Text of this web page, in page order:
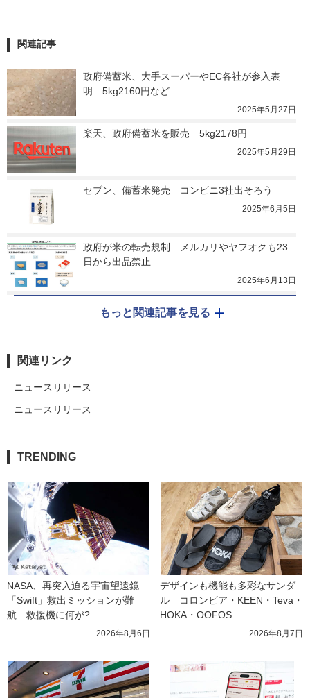
関連記事
政府備蓄米、大手スーパーやEC各社が参入表
明　5kg2160円など
2025年5月27日
楽天、政府備蓄米を販売　5kg2178円
2025年5月29日
セブン、備蓄米発売　コンビニ3社出そろう
2025年6月5日
政府が米の転売規制　メルカリやヤフオクも23
日から出品禁止
2025年6月13日
もっと関連記事を見る
関連リンク
ニュースリリース
ニュースリリース
TRENDING
NASA、再突入迫る宇宙望遠鏡
「Swift」救出ミッションが難
航　救援機に何が?
2026年8月6日
デザインも機能も多彩なサンダ
ル　コロンビア・KEEN・Teva・
HOKA・OOFOS
2026年8月7日